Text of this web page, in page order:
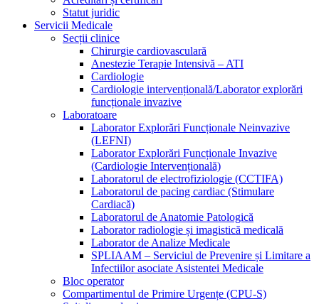
Statut juridic
Servicii Medicale
Secții clinice
Chirurgie cardiovasculară
Anestezie Terapie Intensivă – ATI
Cardiologie
Cardiologie intervențională/Laborator explorări
funcționale invazive
Laboratoare
Laborator Explorări Funcționale Neinvazive
(LEFNI)
Laborator Explorări Funcționale Invazive
(Cardiologie Intervențională)
Laboratorul de electrofiziologie (CCTIFA)
Laboratorul de pacing cardiac (Stimulare
Cardiacă)
Laboratorul de Anatomie Patologică
Laborator radiologie și imagistică medicală
Laborator de Analize Medicale
SPLIAAM – Serviciul de Prevenire și Limitare a
Infectiilor asociate Asistentei Medicale
Bloc operator
Compartimentul de Primire Urgențe (CPU-S)